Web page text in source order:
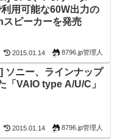
用可能な60W出力の
ピーカーを発売
2015.01.14 8796.jp管理人
ソニー、ラインナップ
「VAIO type A/U/C」
2015.01.14 8796.jp管理人